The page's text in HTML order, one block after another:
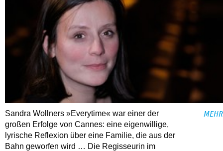
Sandra Wollners »Everytime« war einer der
großen Erfolge von Cannes: eine eigenwillige,
lyrische Reflexion über eine ­Familie, die aus der
Bahn geworfen wird … Die Regisseurin im
MEHR